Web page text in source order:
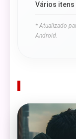
Vários
* Atualizado
Android.